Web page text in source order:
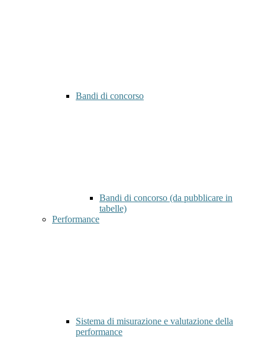
Bandi di concorso
Bandi di concorso (da pubblicare in
tabelle)
Performance
Sistema di misurazione e valutazione della
performance